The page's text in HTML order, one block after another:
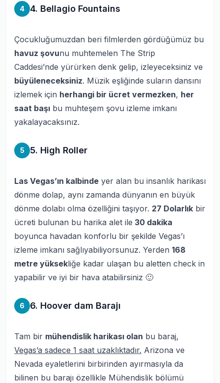
4 4. Bellagio Fountains
Çocukluğumuzdan beri filmlerden gördüğümüz bu
havuz şovunu muhtemelen The Strip
Caddesi’nde yürürken denk gelip, izleyeceksiniz ve
büyüleneceksiniz. Müzik eşliğinde suların dansını
izlemek için herhangi bir ücret vermezken, her
saat başı bu muhteşem şovu izleme imkanı
yakalayacaksınız.
5 5. High Roller
Las Vegas’ın kalbinde yer alan bu insanlık harikası
dönme dolap, aynı zamanda dünyanın en büyük
dönme dolabı olma özelliğini taşıyor. 27 Dolarlık bir
ücreti bulunan bu harika alet ile 30 dakika
boyunca havadan konforlu bir şekilde Vegas’ı
izleme imkanı sağlıyabiliyorsunuz. Yerden 168
metre yüksekliğe kadar ulaşan bu aletten check in
yapabilir ve iyi bir hava atabilirsiniz 🙂
6 6. Hoover dam Barajı
Tam bir mühendislik harikası olan bu baraj,
Vegas’a sadece 1 saat uzaklıktadır. Arizona ve
Nevada eyaletlerini birbirinden ayırmasıyla da
bilinen bu barajı özellikle Mühendislik bölümü